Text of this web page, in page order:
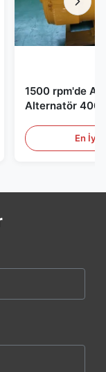
1500 rpm'de
Alternatör 400
En İyi